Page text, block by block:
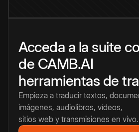
Acceda a la suite
de CAMB.AI
herramientas de
Empieza a traducir textos,
imágenes, audiolibros, vídeos,
sitios web y transmisiones en vivo.